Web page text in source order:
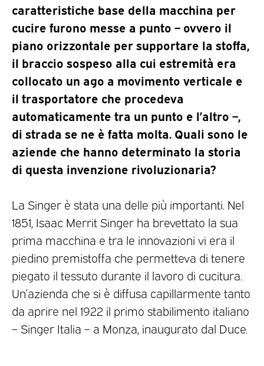
caratteristiche base della macchina per
cucire furono messe a punto – ovvero il
piano orizzontale per supportare la stoffa,
il braccio sospeso alla cui estremità era
collocato un ago a movimento verticale e
il trasportatore che procedeva
automaticamente tra un punto e l’altro –,
di strada se ne è fatta molta. Quali sono le
aziende che hanno determinato la storia
di questa invenzione rivoluzionaria?
La Singer è stata una delle più importanti. Nel
1851, Isaac Merrit Singer ha brevettato la sua
prima macchina e tra le innovazioni vi era il
piedino premistoffa che permetteva di tenere
piegato il tessuto durante il lavoro di cucitura.
Un’azienda che si è diffusa capillarmente tanto
da aprire nel 1922 il primo stabilimento italiano
– Singer Italia – a Monza, inaugurato dal Duce.